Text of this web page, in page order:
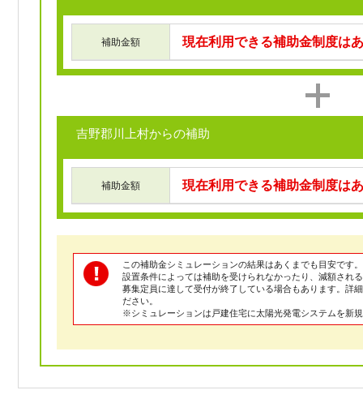
補助金額 現在利用できる補助金制度は
吉野郡川上村からの補助
補助金額 現在利用できる補助金制度は
この補助金シミュレーションの結果はあくまでも目安です。
設置条件によっては補助を受けられなかったり、減額され
募集定員に達して受付が終了している場合もあります。詳
ださい。
※シミュレーションは戸建住宅に太陽光発電システムを新